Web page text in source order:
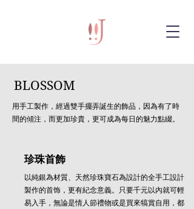
BLOSSOM
用手工製作，經過雙手擺弄誕生的飾品， 因為有了時
間的傾注，而更加珍貴，更可成為每日的魅力點綴。
珍珠首飾
以純銀為材質、天然珍珠寶石為設計的全手工設計
製作的首饰，更有紀念意義。只要千元以內就可輕
易入手，無論是情人節禮物或是買來犒賞自用，都